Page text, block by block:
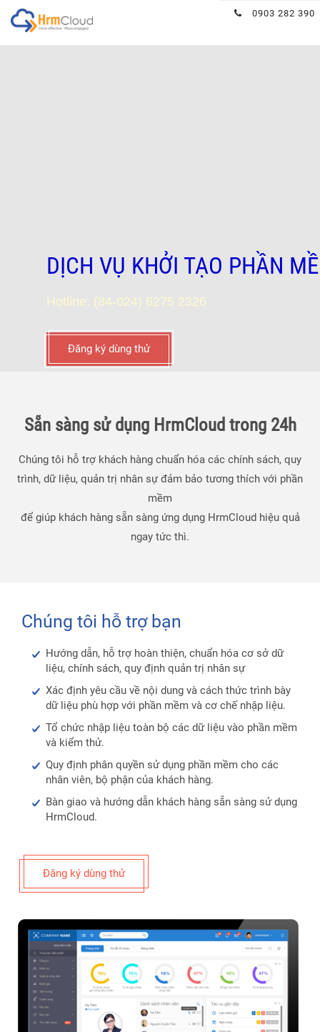
0903 282 390
Hrmcloud
DỊCH VỤ KHỞI TẠO PHẦN
Hotline: (84-024) 6275 2326
Đăng ký dùng thử
Sẵn sàng sử dụng HrmCloud trong 24h
Chúng tôi hỗ trợ khách hàng chuẩn hóa các chính sách, quy
trình, dữ liệu, quản trị nhân sự đảm bảo tương thích với phần
mềm
để giúp khách hàng sẵn sàng ứng dụng HrmCloud hiệu quả
ngay tức thì.
Chúng tôi hỗ trợ bạn
Hướng dẫn, hỗ trợ hoàn thiện, chuẩn hóa cơ sở dữ
liệu, chính sách, quy định quản trị nhân sự
Xác định yêu cầu về nội dung và cách thức trình bày
dữ liệu phù hợp với phần mềm và cơ chế nhập liệu.
Tổ chức nhập liệu toàn bộ các dữ liệu vào phần mềm
và kiểm thử.
Quy định phân quyền sử dụng phần mềm cho các
nhân viên, bộ phận của khách hàng.
Bàn giao và hướng dẫn khách hàng sẵn sàng sử dụng
HrmCloud.
Đăng ký dùng thử